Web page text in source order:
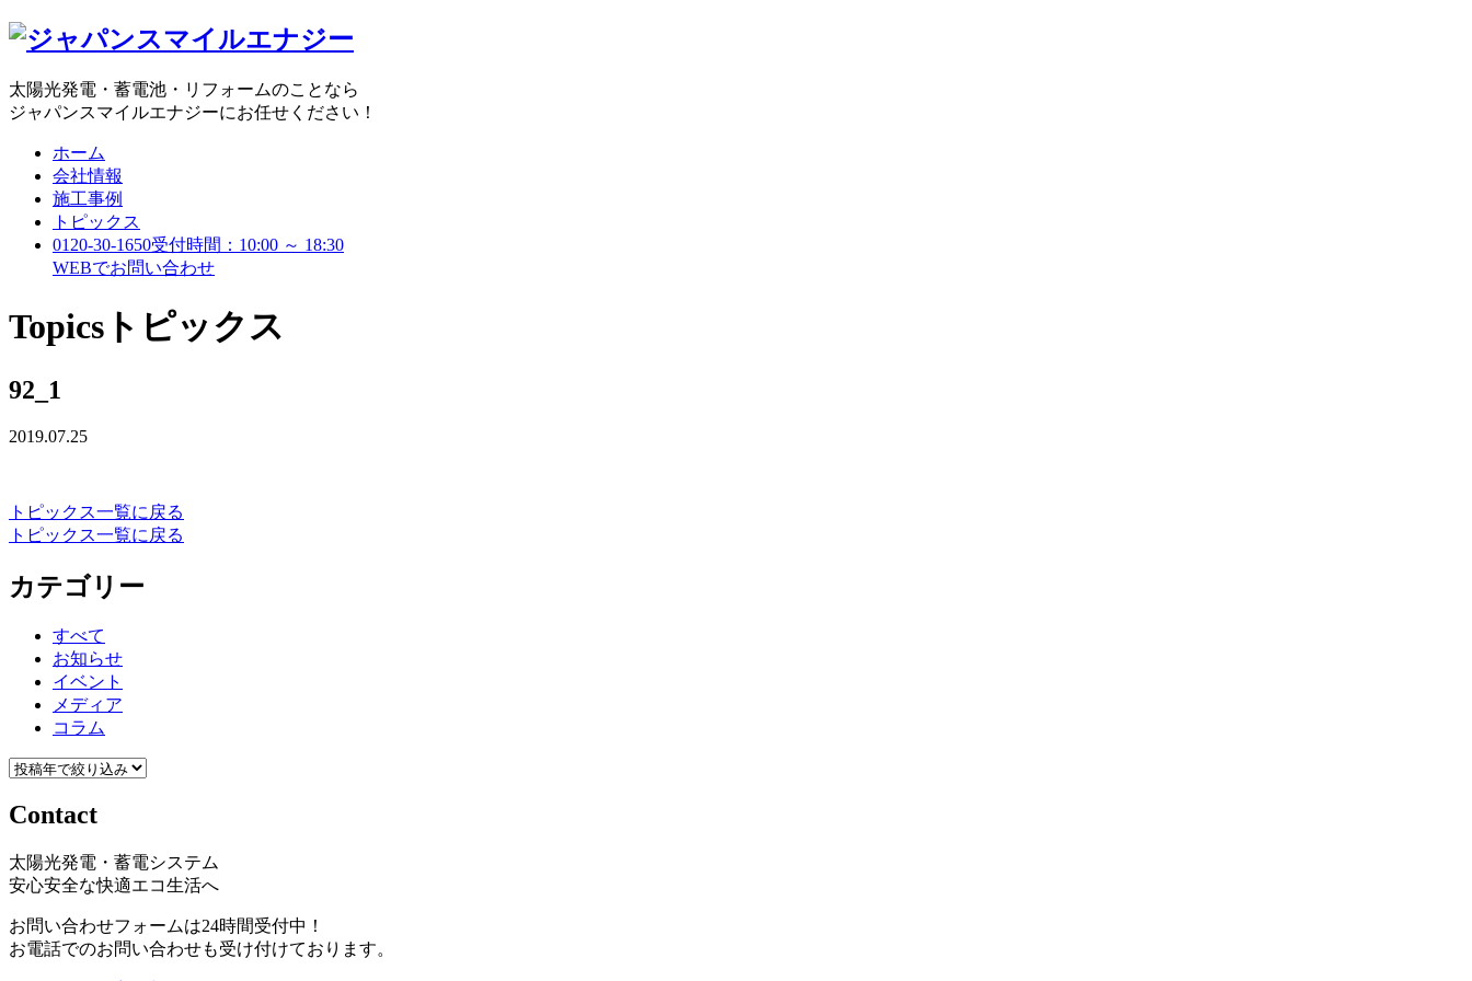
太陽光発電・蓄電池・リフォームのことなら
ジャパンスマイルエナジーにお任せください！
ホーム
会社情報
施工事例
トピックス
0120-30-1650受付時間：10:00 ～ 18:30
WEBでお問い合わせ
Topics トピックス
92_1
2019.07.25
トピックス一覧に戻る
トピックス一覧に戻る
カテゴリー
すべて
お知らせ
イベント
メディア
コラム
Contact
太陽光発電・蓄電システム
安心安全な快適エコ生活へ
お問い合わせフォームは24時間受付中！
お電話でのお問い合わせも受け付けております。